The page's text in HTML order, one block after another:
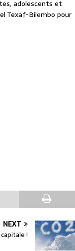
adolescents et
Texaf-Bilembo pour
NEXT
!